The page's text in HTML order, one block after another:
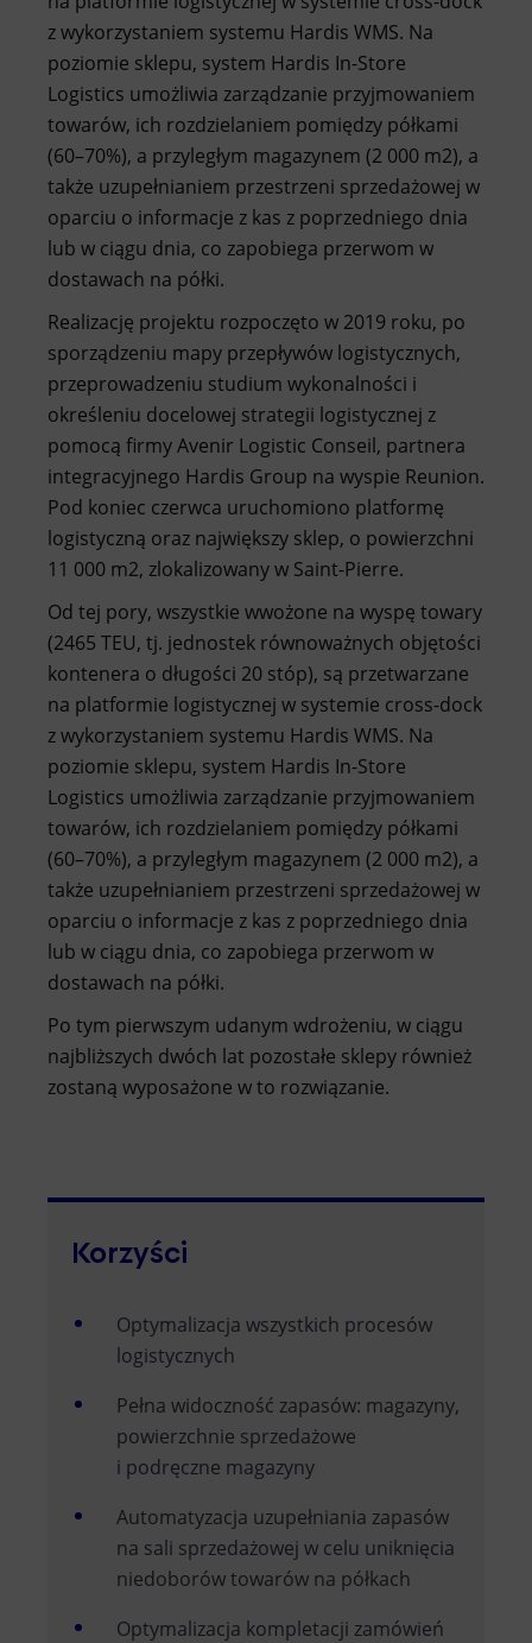
z wykorzystaniem systemu Hardis WMS. Na
poziomie sklepu, system Hardis In-Store
Logistics umożliwia zarządzanie przyjmowaniem
towarów, ich rozdzielaniem pomiędzy półkami
(60–70%), a przyległym magazynem (2 000 m2), a
także uzupełnianiem przestrzeni sprzedażowej w
oparciu o informacje z kas z poprzedniego dnia
lub w ciągu dnia, co zapobiega przerwom w
dostawach na półki.
Realizację projektu rozpoczęto w 2019 roku, po
sporządzeniu mapy przepływów logistycznych,
przeprowadzeniu studium wykonalności i
określeniu docelowej strategii logistycznej z
pomocą firmy Avenir Logistic Conseil, partnera
integracyjnego Hardis Group na wyspie Reunion.
Pod koniec czerwca uruchomiono platformę
logistyczną oraz największy sklep, o powierzchni
11 000 m2, zlokalizowany w Saint-Pierre.
Od tej pory, wszystkie wwożone na wyspę towary
(2465 TEU, tj. jednostek równoważnych objętości
kontenera o długości 20 stóp), są przetwarzane
na platformie logistycznej w systemie cross-dock
z wykorzystaniem systemu Hardis WMS. Na
poziomie sklepu, system Hardis In-Store
Logistics umożliwia zarządzanie przyjmowaniem
towarów, ich rozdzielaniem pomiędzy półkami
(60–70%), a przyległym magazynem (2 000 m2), a
także uzupełnianiem przestrzeni sprzedażowej w
oparciu o informacje z kas z poprzedniego dnia
lub w ciągu dnia, co zapobiega przerwom w
dostawach na półki.
Po tym pierwszym udanym wdrożeniu, w ciągu
najbliższych dwóch lat pozostałe sklepy również
zostaną wyposażone w to rozwiązanie.
Korzyści
Optymalizacja wszystkich procesów
logistycznych
Pełna widoczność zapasów: magazyny,
powierzchnie sprzedażowe
i podręczne magazyny
Automatyzacja uzupełniania zapasów
na sali sprzedażowej w celu uniknięcia
niedoborów towarów na półkach
Optymalizacja kompletacji zamówień